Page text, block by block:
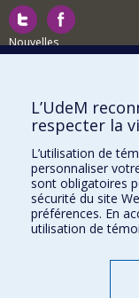
Nouvelles
Comment soutenir
BESOIN D'AIDE?
Plan du site
Signaler une erreur
Accessibilité
FACULTÉ DES ARTS
Nos départements et
L’UdeM
respecter la
L’utilisation de
personnaliser
sont obligatoires
sécurité du site
préférences. En
utilisation de